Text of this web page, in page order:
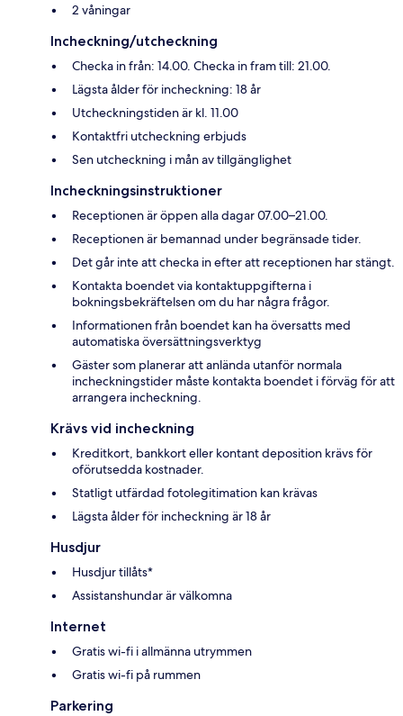
2 våningar
Incheckning/utcheckning
Checka in från: 14.00. Checka in fram till: 21.00.
Lägsta ålder för incheckning: 18 år
Utcheckningstiden är kl. 11.00
Kontaktfri utcheckning erbjuds
Sen utcheckning i mån av tillgänglighet
Incheckningsinstruktioner
Receptionen är öppen alla dagar 07.00–21.00.
Receptionen är bemannad under begränsade tider.
Det går inte att checka in efter att receptionen har stängt.
Kontakta boendet via kontaktuppgifterna i
bokningsbekräftelsen om du har några frågor.
Informationen från boendet kan ha översatts med
automatiska översättningsverktyg
Gäster som planerar att anlända utanför normala
incheckningstider måste kontakta boendet i förväg för att
arrangera incheckning.
Krävs vid incheckning
Kreditkort, bankkort eller kontant deposition krävs för
oförutsedda kostnader.
Statligt utfärdad fotolegitimation kan krävas
Lägsta ålder för incheckning är 18 år
Husdjur
Husdjur tillåts*
Assistanshundar är välkomna
Internet
Gratis wi-fi i allmänna utrymmen
Gratis wi-fi på rummen
Parkering